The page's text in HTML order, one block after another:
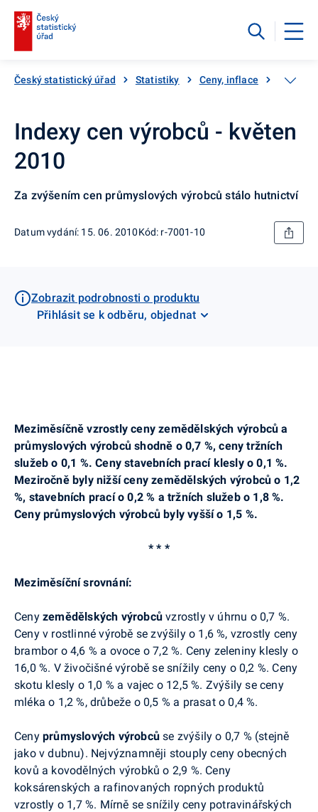
Český statistický úřad Statistiky Ceny, inflace Ceny
Indexy cen výrobců - květen
2010
Za zvýšením cen průmyslových výrobců stálo hutnictví
Datum vydání: 15. 06. 2010Kód: r-7001-10
Zobrazit podrobnosti o produktu
Přihlásit se k odběru, objednat
Meziměsíčně vzrostly ceny zemědělských výrobců a
průmyslových výrobců shodně o 0,7 %, ceny tržních
služeb o 0,1 %. Ceny stavebních prací klesly o 0,1 %.
Meziročně byly nižší ceny zemědělských výrobců o 1,2
%, stavebních prací o 0,2 % a tržních služeb o 1,8 %.
Ceny průmyslových výrobců byly vyšší o 1,5 %.
* * *
Meziměsíční srovnání:
Ceny zemědělských výrobců vzrostly v úhrnu o 0,7 %.
Ceny v rostlinné výrobě se zvýšily o 1,6 %, vzrostly ceny
brambor o 4,6 % a ovoce o 7,2 %. Ceny zeleniny klesly o
16,0 %. V živočišné výrobě se snížily ceny o 0,2 %. Ceny
skotu klesly o 1,0 % a vajec o 12,5 %. Zvýšily se ceny
mléka o 1,2 %, drůbeže o 0,5 % a prasat o 0,4 %.
Ceny průmyslových výrobců se zvýšily o 0,7 % (stejně
jako v dubnu). Nejvýznamněji stouply ceny obecných
kovů a kovodělných výrobků o 2,9 %. Ceny
koksárenských a rafinovaných ropných produktů
vzrostly o 1,7 %. Mírně se snížily ceny potravinářských